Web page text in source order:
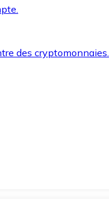
des cryptomonnaies.